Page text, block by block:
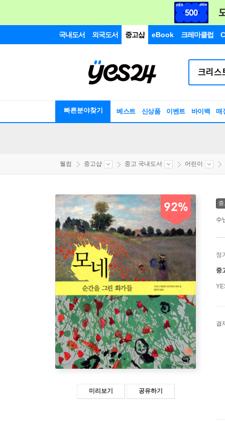
국내도서 외국도서 중고샵 eBook 크레마클럽
빠른분야찾기 베스트 신상품 이벤트 바이백 매
웰컴 중고샵 중고 국내도서 어린이
92%
미리보기 공유하기
수
정
중
결